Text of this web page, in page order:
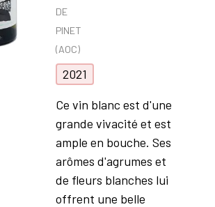
DE
PINET
(AOC)
2021
Ce vin blanc est d'une
grande vivacité et est
ample en bouche. Ses
arômes d'agrumes et
de fleurs blanches lui
offrent une belle